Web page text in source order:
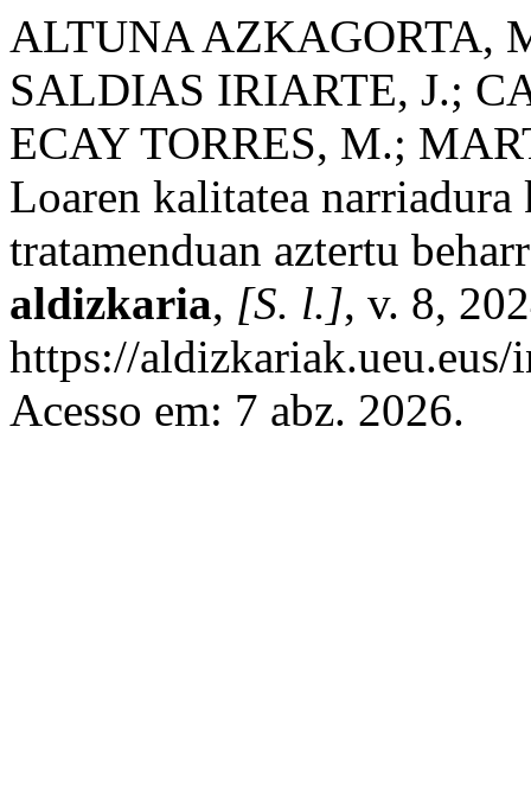
ALTUNA AZKAGORTA,
SALDIAS IRIARTE, J.;
ECAY TORRES, M.;
Loaren kalitatea
tratamenduan aztertu
aldizkaria, [S. l.], v. 8,
https://
Acesso em: 7 abz. 2026.